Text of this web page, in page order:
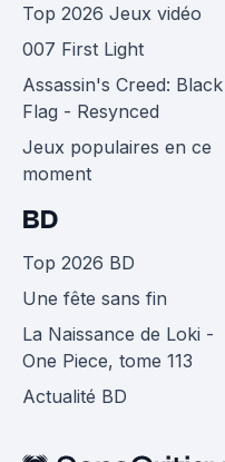
Top 2026 Jeux vidéo
007 First Light
Assassin's Creed: Black
Flag - Resynced
Jeux populaires en ce
moment
BD
Top 2026 BD
Une fête sans fin
La Naissance de Loki -
One Piece, tome 113
Actualité BD